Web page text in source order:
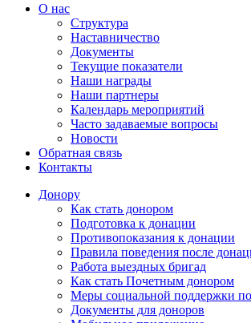
О нас
Структура
Наставничество
Документы
Текущие показатели
Наши награды
Наши партнеры
Календарь мероприятий
Часто задаваемые вопросы
Новости
Обратная связь
Контакты
Донору
Как стать донором
Подготовка к донации
Противопоказания к донации
Правила поведения после
Работа выездных бригад
Как стать Почетным донором
Меры социальной поддержки
Документы для доноров